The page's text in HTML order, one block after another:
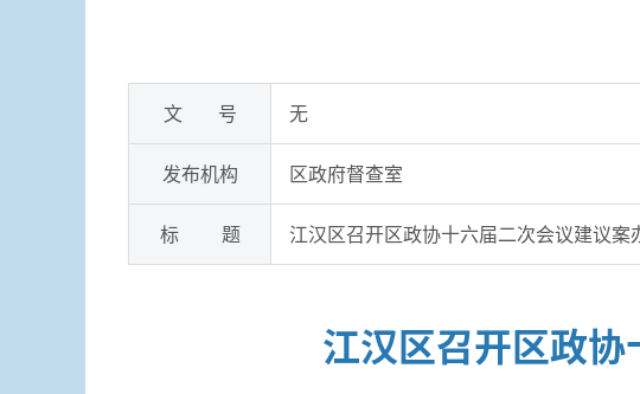
文 号 无
发布机构 区政府督查室
标 题 江汉区召开区政协十六届二次会议建议案
江汉区召开区政